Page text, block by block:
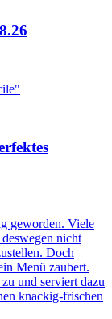
geworden. Viele
nicht
Doch
Menü zaubert.
und serviert dazu
knackig-frischen